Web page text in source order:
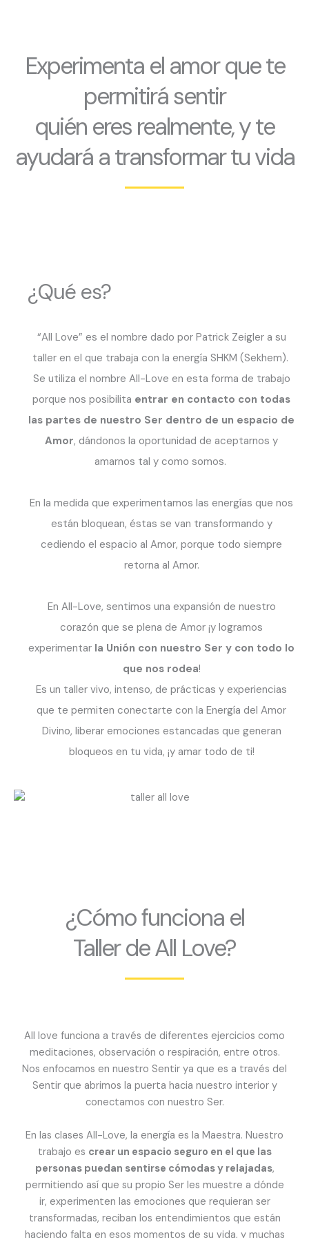
Experimenta el amor que te
permitirá sentir
quién eres realmente, y te
ayudará a transformar tu vida
¿Qué es?
“All Love” es el nombre dado por Patrick Zeigler a su
taller en el que trabaja con la energía SHKM (Sekhem).
Se utiliza el nombre All-Love en esta forma de trabajo
porque nos posibilita entrar en contacto con todas
las partes de nuestro Ser dentro de un espacio de
Amor, dándonos la oportunidad de aceptarnos y
amarnos tal y como somos.
En la medida que experimentamos las energías que nos
están bloquean, éstas se van transformando y
cediendo el espacio al Amor, porque todo siempre
retorna al Amor.
En All-Love, sentimos una expansión de nuestro
corazón que se plena de Amor ¡y logramos
experimentar la Unión con nuestro Ser y con todo lo
que nos rodea!
Es un taller vivo, intenso, de prácticas y experiencias
que te permiten conectarte con la Energía del Amor
Divino, liberar emociones estancadas que generan
bloqueos en tu vida, ¡y amar todo de ti!
¿Cómo funciona el
Taller de All Love?
All love funciona a través de diferentes ejercicios como
meditaciones, observación o respiración, entre otros.
Nos enfocamos en nuestro Sentir ya que es a través del
Sentir que abrimos la puerta hacia nuestro interior y
conectamos con nuestro Ser.
En las clases All-Love, la energía es la Maestra. Nuestro
trabajo es crear un espacio seguro en el que las
personas puedan sentirse cómodas y relajadas,
permitiendo así que su propio Ser les muestre a dónde
ir, experimenten las emociones que requieran ser
transformadas, reciban los entendimientos que están
haciendo falta en esos momentos de su vida, y muchas